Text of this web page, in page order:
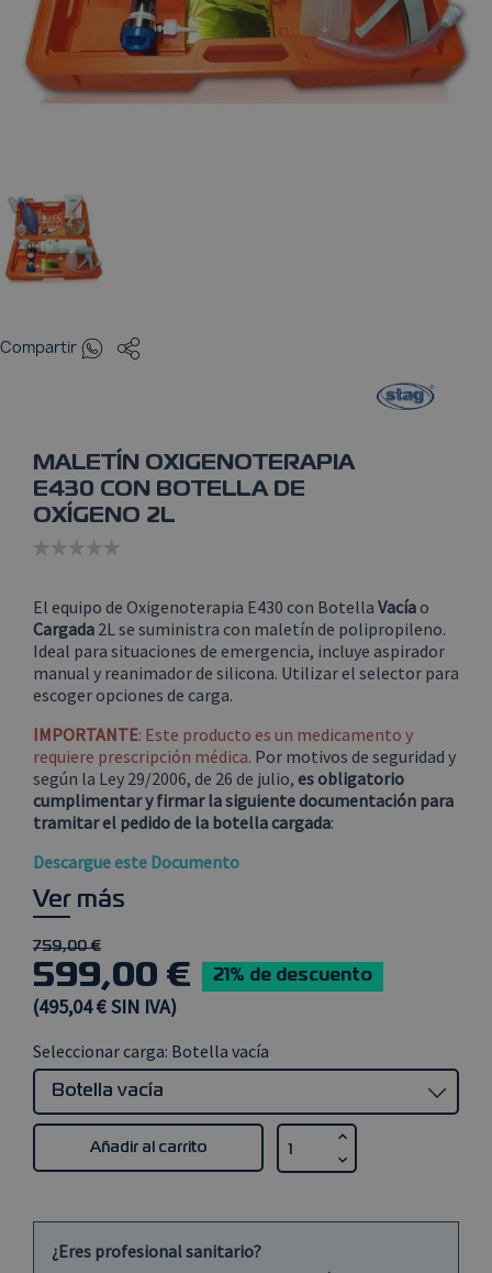
Compartir
MALETÍN OXIGENOTERAPIA
E430 CON BOTELLA DE
OXÍGENO 2L
El equipo de Oxigenoterapia E430 con Botella Vacíao
Cargada 2L se suministra con maletín de polipropileno.
Ideal para situaciones de emergencia, incluye aspirador
manual y reanimador de silicona. Utilizar el selector para
escoger opciones de carga.
IMPORTANTE: Este producto es un medicamento y
requiere prescripción médica. Por motivos de seguridad y
según la Ley 29/2006, de 26 de julio, es obligatorio
cumplimentar y firmar la siguiente documentación para
tramitar el pedido de la botella cargada:
Descargue este Documento
Ver más
759,00 €
599,00 € 21% de descuento
(495,04 € SIN IVA)
Seleccionar carga: Botella vacía
Añadir al carrito
¿Eres profesional sanitario?
Pulsioxímetros
Tensiómetros